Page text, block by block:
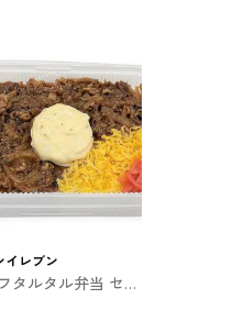
イレブン
タルタル弁当 セブ